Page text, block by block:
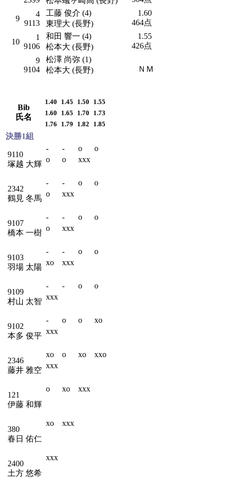
9
4
9113
工藤 俊介 (4)
東理大 (長野)
1.60
464点
10
1
9106
和田 響一 (4)
松本大 (長野)
1.55
426点
9
9104
松澤 尚弥 (1)
松本大 (長野)
ＮＭ
Bib
氏名
1.40 1.45 1.50
1.55
1.60
1.65 1.70
1.73
1.76
1.79 1.82 1.85
決勝1組
9110
塚越 大輝
- - o
o
o
o xxx
2342
鶴見 冬馬
- - o
o
o
xxx
9107
橋本 一樹
- - o
o
o
xxx
9103
羽場 太陽
- - o
o
xo
xxx
9109
村山 太智
- - o
o
xxx
9102
本多 俊平
- o o
xo
xxx
2346
藤井 雅空
xo o xo
xxo
xxx
121
伊藤 和輝
o xo xxx
380
春日 佑仁
xo xxx
2400
土方 悠希
xxx